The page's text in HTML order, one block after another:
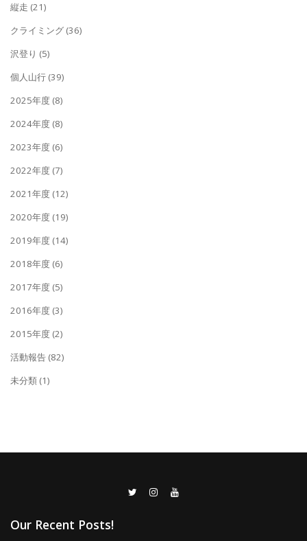
縦走 (21)
クライミング (36)
沢登り (5)
個人山行 (39)
2025年度 (8)
2024年度 (8)
2023年度 (6)
2022年度 (7)
2021年度 (12)
2020年度 (19)
2019年度 (14)
2018年度 (6)
2017年度 (5)
2016年度 (3)
2015年度 (2)
活動報告 (82)
未分類 (1)
Our Recent Posts!